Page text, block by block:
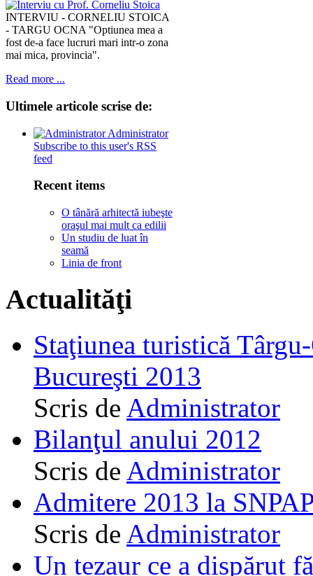
INTERVIU - CORNELIU STOICA
- TARGU OCNA "Optiunea mea a
fost de-a face lucruri mari intr-o zona
mai mica, provincia".
Read more ...
Ultimele articole scrise de:
Administrator
Subscribe to this user's RSS
feed
Recent items
O tânără arhitectă iubeşte
oraşul mai mult ca edilii
Un studiu de luat în
seamă
Linia de front
Actualităţi
Staţiunea turistică
Bucureşti 2013
Scris de Administrator
Bilanţul anului 2012
Scris de Administrator
Admitere 2013 la
Scris de Administrator
Un tezaur ce a dispărut